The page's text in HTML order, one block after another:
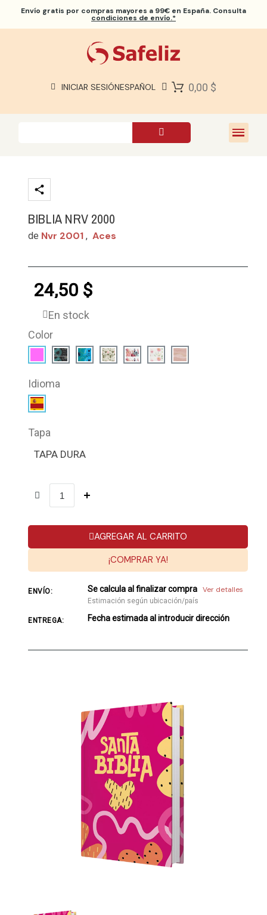
Envío gratis por compras mayores a 99€ en España. Consulta
condiciones de envío.*
INICIAR SESIÓNESPAÑOL 0,00 $
BIBLIA NRV 2000
de Nvr 2001 , Aces
24,50 $
En stock
Color
Idioma
Tapa
TAPA DURA
AGREGAR AL CARRITO
¡COMPRAR YA!
ENVÍO: Se calcula al finalizar compra Ver detalles
Estimación según ubicación/país
ENTREGA: Fecha estimada al introducir dirección